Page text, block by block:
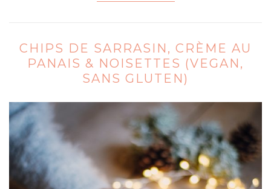
CHIPS DE SARRASIN, CRÈME AU
PANAIS & NOISETTES (VEGAN,
SANS GLUTEN)